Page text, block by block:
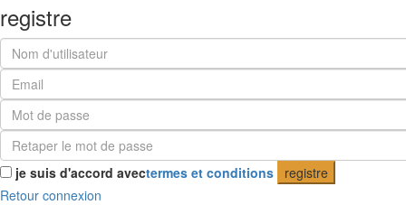
registre
je suis d'accord avectermes et conditions
registre
Retour connexion